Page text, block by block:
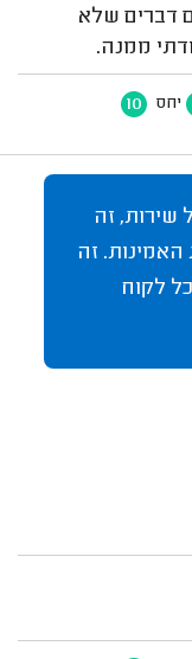
דברים שלא
ממנה.
יחס 10
שירות, זה
זה
לקוח